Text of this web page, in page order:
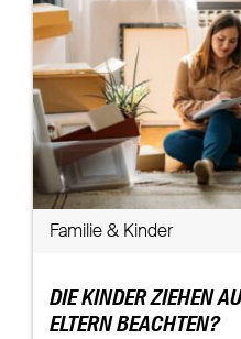
Familie & Kinder
DIE KINDER ZIEHEN
ELTERN BEACHTEN?